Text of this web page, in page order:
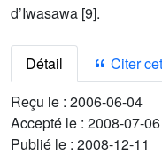
d’Iwasawa [9].
Détail
Citer
Reçu le : 2006-06-04
Accepté le : 2008-07-06
Publié le : 2008-12-11